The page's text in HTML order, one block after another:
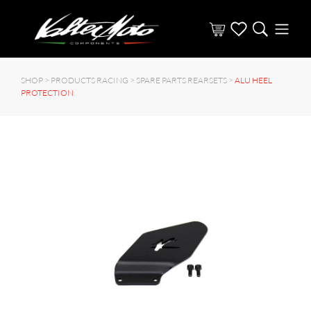
SHOP > PRODUCTS RACING > SPARE PARTS REARSETS > ALU HEEL
PROTECTION